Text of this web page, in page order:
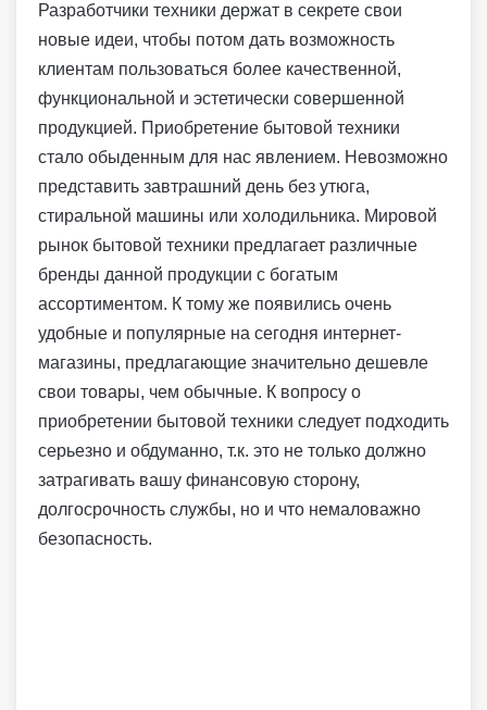
Разработчики техники держат в секрете свои
новые идеи, чтобы потом дать возможность
клиентам пользоваться более качественной,
функциональной и эстетически совершенной
продукцией. Приобретение бытовой техники
стало обыденным для нас явлением. Невозможно
представить завтрашний день без утюга,
стиральной машины или холодильника. Мировой
рынок бытовой техники предлагает различные
бренды данной продукции с богатым
ассортиментом. К тому же появились очень
удобные и популярные на сегодня интернет-
магазины, предлагающие значительно дешевле
свои товары, чем обычные. К вопросу о
приобретении бытовой техники следует подходить
серьезно и обдуманно, т.к. это не только должно
затрагивать вашу финансовую сторону,
долгосрочность службы, но и что немаловажно
безопасность.